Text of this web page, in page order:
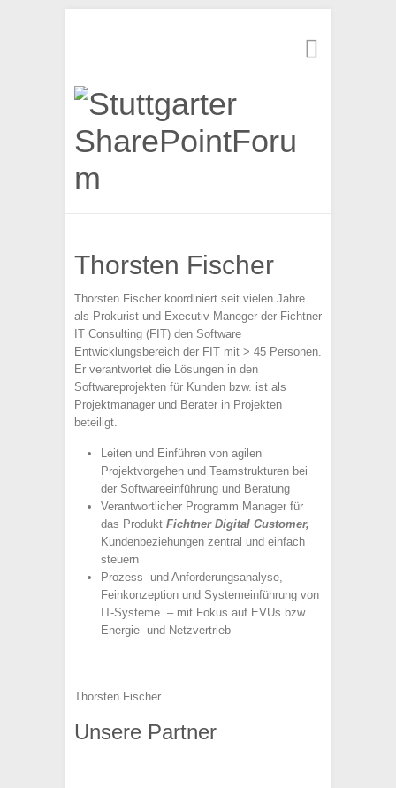
Suchen
Thorsten Fischer
Thorsten Fischer koordiniert seit vielen Jahre
als Prokurist und Executiv Maneger der Fichtner
IT Consulting (FIT) den Software
Entwicklungsbereich der FIT mit > 45 Personen.
Er verantwortet die Lösungen in den
Softwareprojekten für Kunden bzw. ist als
Projektmanager und Berater in Projekten
beteiligt.
Leiten und Einführen von agilen
Projektvorgehen und Teamstrukturen bei
der Softwareeinführung und Beratung
Verantwortlicher Programm Manager für
das Produkt Fichtner Digital Customer,
Kundenbeziehungen zentral und einfach
steuern
Prozess- und Anforderungsanalyse,
Feinkonzeption und Systemeinführung von
IT-Systeme – mit Fokus auf EVUs bzw.
Energie- und Netzvertrieb
Thorsten Fischer
Unsere Partner